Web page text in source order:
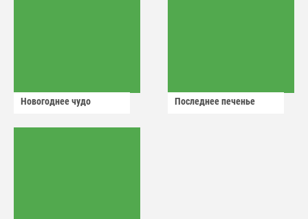
Новогоднее чудо Последнее печенье